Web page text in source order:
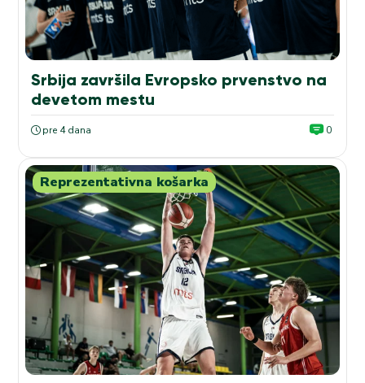
Srbija završila Evropsko prvenstvo na
devetom mestu
pre 4 dana 0
Reprezentativna košarka